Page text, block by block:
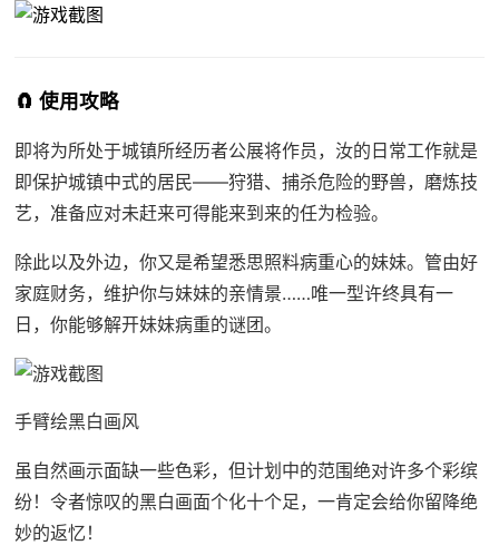
🧲 使用攻略
即将为所处于城镇所经历者公展将作员，汝的日常工作就是
即保护城镇中式的居民——狩猎、捕杀危险的野兽，磨炼技
艺，准备应对未赶来可得能来到来的任为检验。
除此以及外边，你又是希望悉思照料病重心的妹妹。管由好
家庭财务，维护你与妹妹的亲情景……唯一型许终具有一
日，你能够解开妹妹病重的谜团。
手臂绘黑白画风
虽自然画示面缺一些色彩，但计划中的范围绝对许多个彩缤
纷！令者惊叹的黑白画面个化十个足，一肯定会给你留降绝
妙的返忆！